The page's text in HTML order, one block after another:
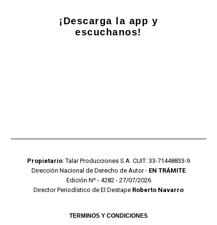
¡Descarga la app y
escuchanos!
Propietario: Talar Producciones S.A. CUIT: 33-71448833-9
Dirección Nacional de Derecho de Autor - EN TRÁMITE
Edición Nº - 4282 - 27/07/2026
Director Periodístico de El Destape Roberto Navarro
TERMINOS Y CONDICIONES